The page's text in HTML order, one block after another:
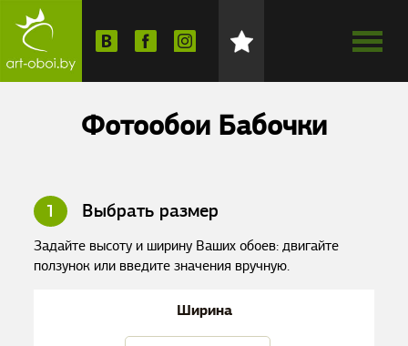
Фотообои Бабочки
1 Выбрать размер
Задайте высоту и ширину Ваших обоев: двигайте
ползунок или введите значения вручную.
Ширина